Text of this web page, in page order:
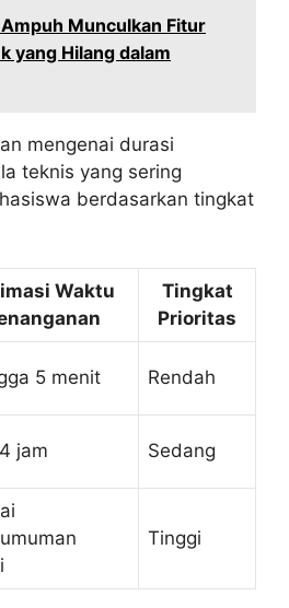
Munculkan Fitur
yang Hilang dalam
mengenai durasi
teknis yang sering
berdasarkan tingkat
Waktu
Tingkat
Prioritas
5 menit Rendah
jam Sedang
Tinggi